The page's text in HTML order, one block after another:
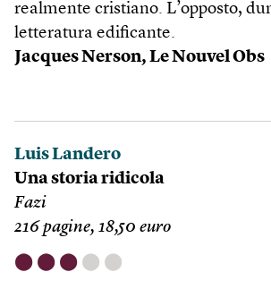
realmente cristiano. L’opposto,
letteratura edificante.
Jacques Nerson, Le Nouvel Obs
Luis Landero
Una storia ridicola
Fazi
216 pagine, 18,50 euro
⬤ ⬤ ⬤ ⬤ ⬤